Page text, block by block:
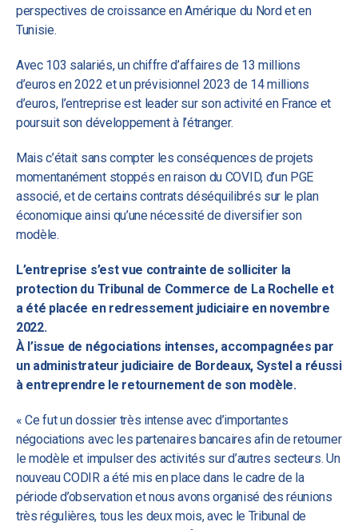
perspectives de croissance en Amérique du Nord et en
Tunisie.
Avec 103 salariés, un chiffre d’affaires de 13 millions
d’euros en 2022 et un prévisionnel 2023 de 14 millions
d’euros, l’entreprise est leader sur son activité en France et
poursuit son développement à l’étranger.
Mais c’était sans compter les conséquences de projets
momentanément stoppés en raison du COVID, d’un PGE
associé, et de certains contrats déséquilibrés sur le plan
économique ainsi qu’une nécessité de diversifier son
modèle.
L’entreprise s’est vue contrainte de solliciter la
protection du Tribunal de Commerce de La Rochelle et
a été placée en redressement judiciaire en novembre
2022.
À l’issue de négociations intenses, accompagnées par
un administrateur judiciaire de Bordeaux, Systel a réussi
à entreprendre le retournement de son modèle.
« Ce fut un dossier très intense avec d’importantes
négociations avec les partenaires bancaires afin de retourner
le modèle et impulser des activités sur d’autres secteurs. Un
nouveau CODIR a été mis en place dans le cadre de la
période d’observation et nous avons organisé des réunions
très régulières, tous les deux mois, avec le Tribunal de